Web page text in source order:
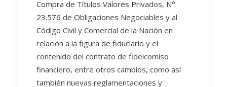
Compra de Títulos Valores Privados, N°
23.576 de Obligaciones Negociables y al
Código Civil y Comercial de la Nación en
relación a la figura de fiduciario y el
contenido del contrato de fideicomiso
financiero, entre otros cambios, como así
también nuevas reglamentaciones y